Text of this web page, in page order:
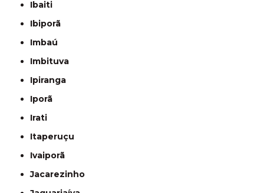
Ibaiti
Ibiporã
Imbaú
Imbituva
Ipiranga
Iporã
Irati
Itaperuçu
Ivaiporã
Jacarezinho